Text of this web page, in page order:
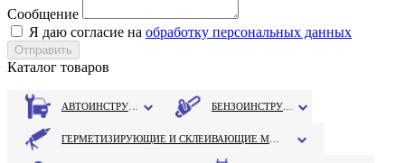
Сообщение
Я даю согласие на обработку персональных данных
Каталог товаров